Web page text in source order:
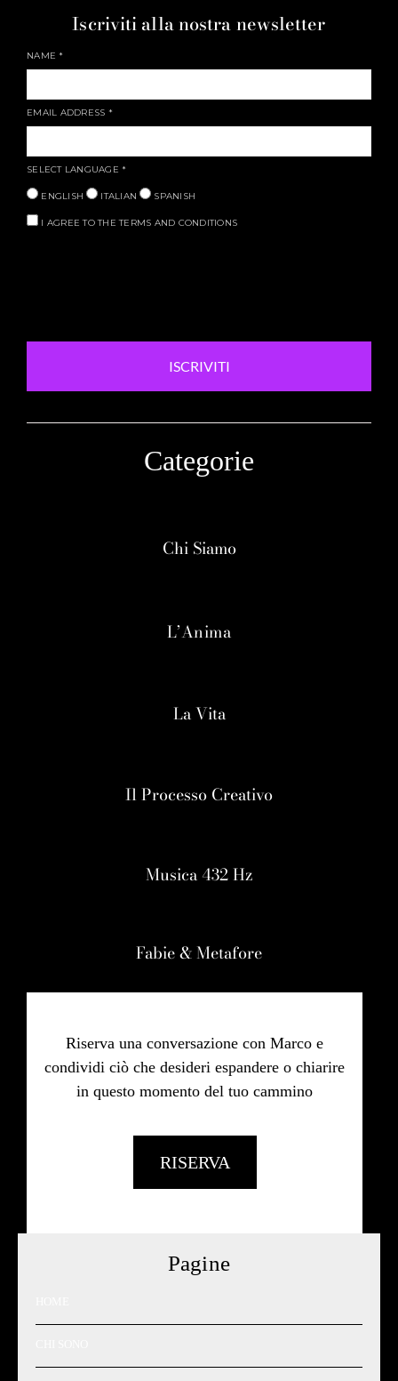
Iscriviti alla nostra newsletter
NAME*
EMAIL ADDRESS *
SELECT LANGUAGE *
ENGLISH ITALIAN SPANISH
I AGREE TO THE TERMS AND CONDITIONS
ISCRIVITI
Categorie
Chi Siamo
L’Anima
La Vita
Il Processo Creativo
Musica 432 Hz
Fabie & Metafore
Riserva una conversazione con Marco e
condividi ciò che desideri espandere o chiarire
in questo momento del tuo cammino
RISERVA
Pagine